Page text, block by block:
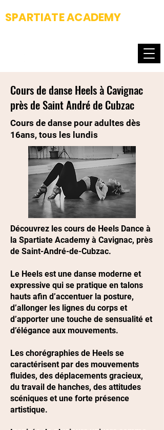
SPARTIATE ACADEMY
Cours de danse Heels à Cavignac
près de Saint André de Cubzac
Cours de danse pour adultes dès
16ans, tous les lundis
Découvrez les cours de Heels Dance à
la Spartiate Academy à Cavignac, près
de Saint-André-de-Cubzac.
Le Heels est une danse moderne et
expressive qui se pratique en talons
hauts afin d’accentuer la posture,
d’allonger les lignes du corps et
d’apporter une touche de sensualité et
d’élégance aux mouvements.
Les chorégraphies de Heels se
caractérisent par des mouvements
fluides, des déplacements gracieux,
du travail de hanches, des attitudes
scéniques et une forte présence
artistique.